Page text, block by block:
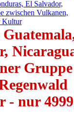
Gruppe
- nur 4999